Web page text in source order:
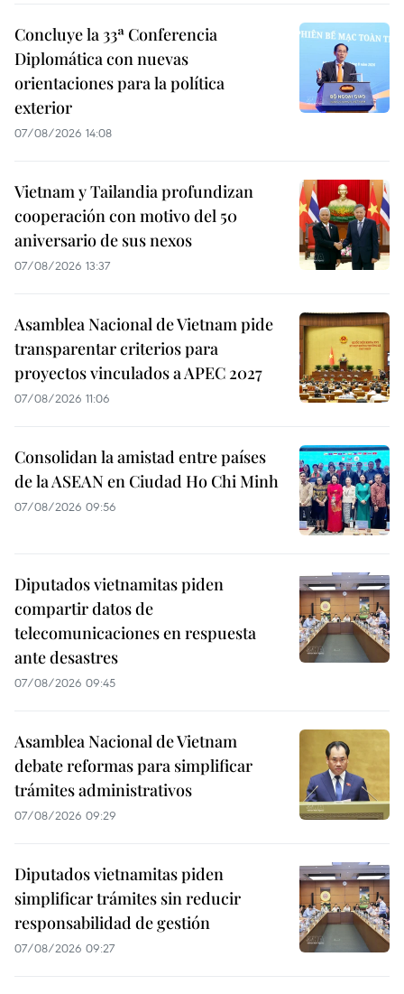
Concluye la 33ª Conferencia
Diplomática con nuevas
orientaciones para la política
exterior
07/08/2026 14:08
Vietnam y Tailandia profundizan
cooperación con motivo del 50
aniversario de sus nexos
07/08/2026 13:37
Asamblea Nacional de Vietnam pide
transparentar criterios para
proyectos vinculados a APEC 2027
07/08/2026 11:06
Consolidan la amistad entre países
de la ASEAN en Ciudad Ho Chi Minh
07/08/2026 09:56
Diputados vietnamitas piden
compartir datos de
telecomunicaciones en respuesta
ante desastres
07/08/2026 09:45
Asamblea Nacional de Vietnam
debate reformas para simplificar
trámites administrativos
07/08/2026 09:29
Diputados vietnamitas piden
simplificar trámites sin reducir
responsabilidad de gestión
07/08/2026 09:27